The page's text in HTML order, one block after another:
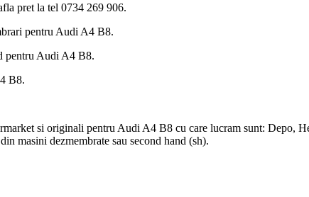
pret la tel 0734 269 906.
pentru Audi A4 B8.
pentru Audi A4 B8.
B8.
si originali pentru Audi A4 B8 cu care lucram sunt: Depo,
masini dezmembrate sau second hand (sh).